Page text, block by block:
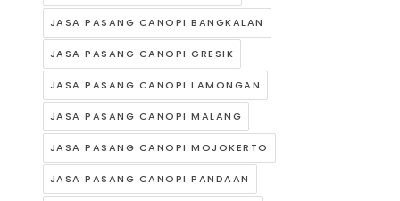
JASA PASANG CANOPI BANGKALAN
JASA PASANG CANOPI GRESIK
JASA PASANG CANOPI LAMONGAN
JASA PASANG CANOPI MALANG
JASA PASANG CANOPI MOJOKERTO
JASA PASANG CANOPI PANDAAN